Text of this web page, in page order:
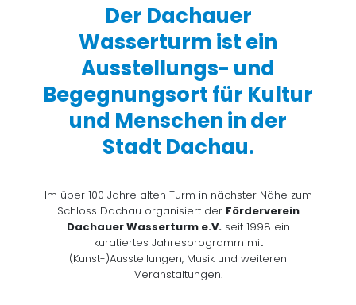
Der Dachauer
Wasserturm ist ein
Ausstellungs- und
Begegnungsort für Kultur
und Menschen in der
Stadt Dachau.
Im über 100 Jahre alten Turm in nächster Nähe zum
Schloss Dachau organisiert der Förderverein
Dachauer Wasserturm e.V.seit 1998 ein
kuratiertes Jahresprogramm mit
(Kunst-)Ausstellungen, Musik und weiteren
Veranstaltungen.